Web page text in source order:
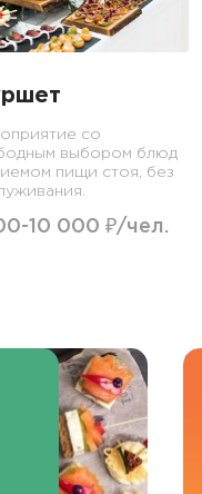
со
выбором блюд
пищи стоя, без
10 000 ₽/чел.